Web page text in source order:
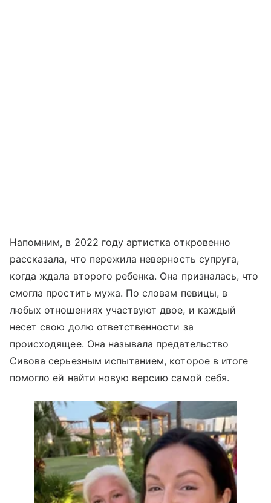
Напомним, в 2022 году артистка откровенно
рассказала, что пережила неверность супруга,
когда ждала второго ребенка. Она призналась, что
смогла простить мужа. По словам певицы, в
любых отношениях участвуют двое, и каждый
несет свою долю ответственности за
происходящее. Она называла предательство
Сивова серьезным испытанием, которое в итоге
помогло ей найти новую версию самой себя.